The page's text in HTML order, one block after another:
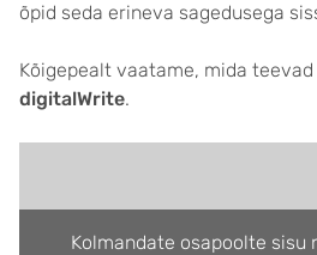
õpid seda erineva sagedusega
Kõigepealt vaatame, mida teevad
digitalWrite.
Kolmandate osapoolte sisu